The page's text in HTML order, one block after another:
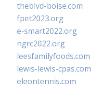
theblvd-boise.com
fpet2023.org
e-smart2022.org
ngrc2022.org
leesfamilyfoods.com
lewis-lewis-cpas.com
eleontennis.com